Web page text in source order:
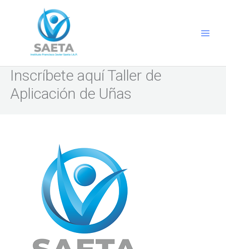
Inscríbete aquí Taller de
Aplicación de Uñas